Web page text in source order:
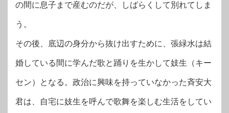
の間に息子まで産むのだが、しばらくして別れてしま
う。
その後、底辺の身分から抜け出すために、張緑水は結
婚している間に学んだ歌と踊りを生かして妓生（キー
セン）となる。政治に興味を持っていなかった斉安大
君は、自宅に妓生を呼んで歌舞を楽しむ生活をしてい